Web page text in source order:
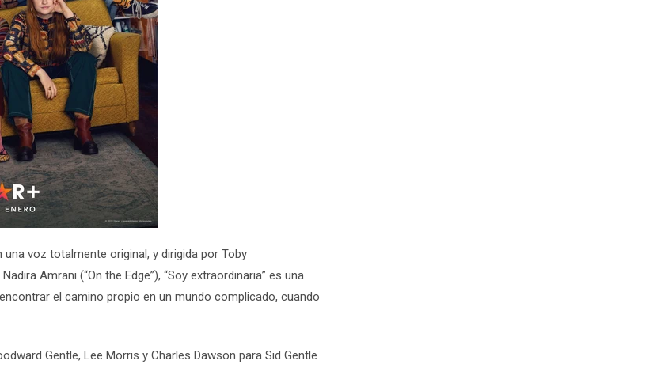
voz totalmente original, y dirigida por Toby
Nadira Amrani (“On the Edge”), “Soy extraordinaria” es una
el camino propio en un mundo complicado, cuando
Gentle, Lee Morris y Charles Dawson para Sid Gentle